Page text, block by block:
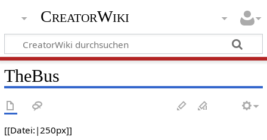
CreatorWiki
TheBus
[[Datei:|250px]]